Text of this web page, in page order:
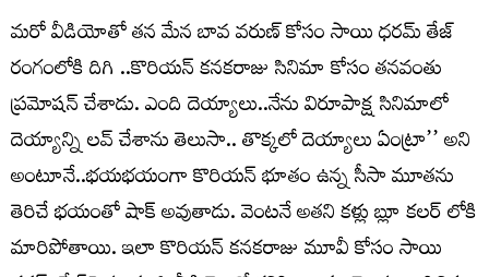
మరో వీడియోతో తన మేన బావ వరుణ్ కోసం సాయి ధరమ్ తేజ్
రంగంలోకి దిగి ..కొరియన్ కనకరాజు సినిమా కోసం తనవంతు
ప్రమోషన్ చేశాడు. ఎంది దెయ్యాలు..నేను విరూపాక్ష సినిమాలో
దెయ్యాన్ని లవ్ చేశాను తెలుసా.. తొక్కలో దెయ్యాలు ఏంట్రా’’ అని
అంటూనే..భయభయంగా కొరియన్ భూతం ఉన్న సీసా మూతను
తెరిచే భయంతో షాక్ అవుతాడు. వెంటనే అతని కళ్లు బ్లూ కలర్ లోకి
మారిపోతాయి. ఇలా కొరియన్ కనకరాజు మూవీ కోసం సాయి